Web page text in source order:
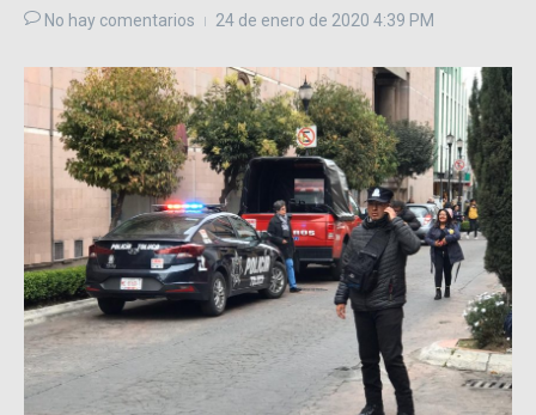
No hay comentarios 24 de enero de 2020 4:39 PM